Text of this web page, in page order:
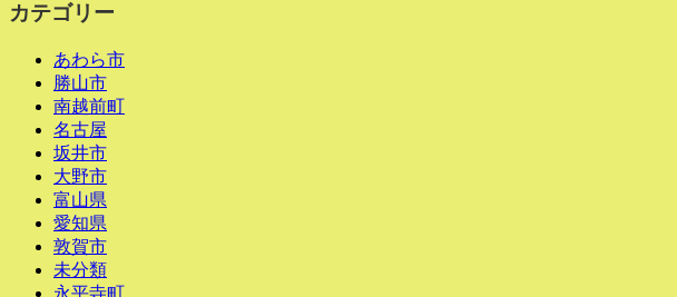
カテゴリー
あわら市
勝山市
南越前町
名古屋
坂井市
大野市
富山県
愛知県
敦賀市
未分類
永平寺町